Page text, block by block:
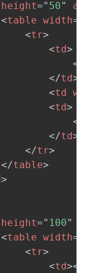
height=" 50"
<table width=
<tr>
<td>
<
</td>
<td
<td>
<
</td>
</tr>
</table>
>
height=" 100"
<table width=
<tr>
<td><